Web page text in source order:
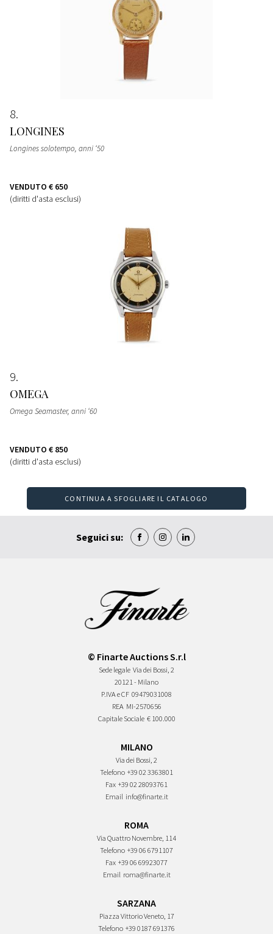
8
LONGINES
Longines solotempo, anni ‘50
VENDUTO € 650
(diritti d'asta esclusi)
9
OMEGA
Omega Seamaster, anni ‘60
VENDUTO € 850
(diritti d'asta esclusi)
CONTINUA A SFOGLIARE IL CATALOGO
Seguici su:
© Finarte Auctions S.r.l
Sede legale Via dei Bossi, 2
20121 - Milano
P.IVA e CF 09479031008
REA MI-2570656
Capitale Sociale € 100.000
MILANO
Via dei Bossi, 2
Telefono +39 02 3363801
Fax +39 02 28093761
Email info@finarte.it
ROMA
Via Quattro Novembre, 114
Telefono +39 06 6791107
Fax +39 06 69923077
Email roma@finarte.it
SARZANA
Piazza Vittorio Veneto, 17
Telefono +39 0187 691376